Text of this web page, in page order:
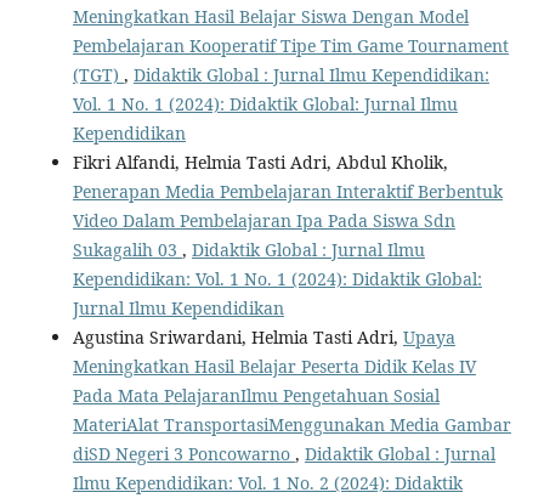
Meningkatkan Hasil Belajar Siswa Dengan Model
Pembelajaran Kooperatif Tipe Tim Game Tournament
(TGT) , Didaktik Global : Jurnal Ilmu Kependidikan:
Vol. 1 No. 1 (2024): Didaktik Global: Jurnal Ilmu
Kependidikan
Fikri Alfandi, Helmia Tasti Adri, Abdul Kholik,
Penerapan Media Pembelajaran Interaktif Berbentuk
Video Dalam Pembelajaran Ipa Pada Siswa Sdn
Sukagalih 03 , Didaktik Global : Jurnal Ilmu
Kependidikan: Vol. 1 No. 1 (2024): Didaktik Global:
Jurnal Ilmu Kependidikan
Agustina Sriwardani, Helmia Tasti Adri, Upaya
Meningkatkan Hasil Belajar Peserta Didik Kelas IV
Pada Mata PelajaranIlmu Pengetahuan Sosial
MateriAlat TransportasiMenggunakan Media Gambar
diSD Negeri 3 Poncowarno , Didaktik Global : Jurnal
Ilmu Kependidikan: Vol. 1 No. 2 (2024): Didaktik